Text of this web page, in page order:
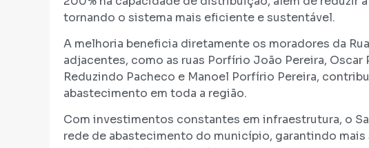
tornando o sistema mais eficiente e sustentável.
A melhoria beneficia diretamente os moradores da
adjacentes, como as ruas Porfírio João Pereira, Oscar
Reduzindo Pacheco e Manoel Porfírio Pereira,
abastecimento em toda a região.
Com investimentos constantes em infraestrutura, o
rede de abastecimento do município, garantindo